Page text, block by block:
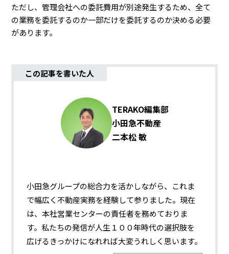
ただし、管理会社への委託費用が別途発生するため、全て
の業務を委託するのか一部だけを委託するのか決める必要
があります。
この記事を書いた人
TERAKO編集部
小田急不動産
二本松 敏
小田急グループの総合力を活かしながら、これま
で幅広く不動産実務を経験して参りました。現在
は、本社営業センターの責任者を務めておりま
す。私たちの発信が人生１００年時代の選択肢を
広げるきっかけになれれば大変うれしく思います。